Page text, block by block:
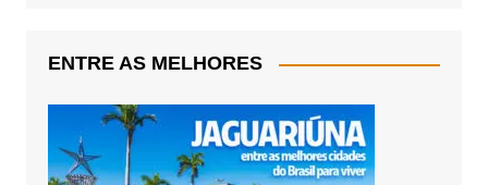
ENTRE AS MELHORES